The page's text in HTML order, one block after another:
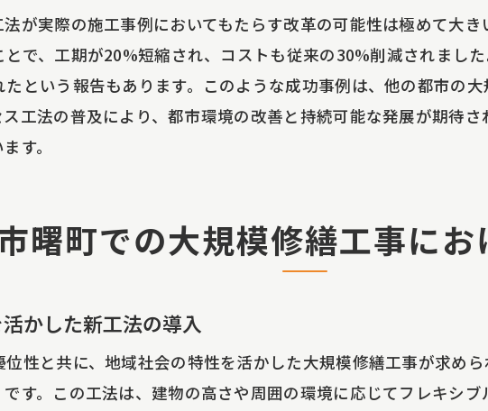
無足場ロープアクセス工法がもたらす施工現場の
実際の施工現場から学ぶ効率的な工法
無足場ロープアクセス工法で未来の修繕工事に備える
未来の大規模修繕工事に求められる柔軟性
長期的視点での工法採用のメリット
最新技術による未来の施工現場
が実際の施工事例においてもたらす改革の可能性は極めて大
で、工期が20%短縮され、コストも従来の30%削減されまし
たという報告もあります。このような成功事例は、他の都市の
工法の普及により、都市環境の改善と持続可能な発展が期待
す。
曙町での大規模修繕工事にお
かした新工法の導入
性と共に、地域社会の特性を活かした大規模修繕工事が求め
す。この工法は、建物の高さや周囲の環境に応じてフレキシ